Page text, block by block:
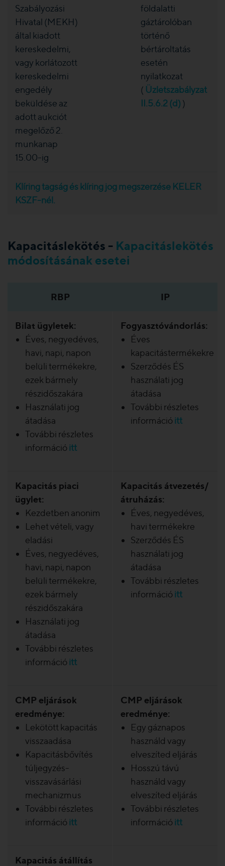
Szabályozási
Hivatal (MEKH)
által kiadott
kereskedelmi,
vagy korlátozott
kereskedelmi
engedély
beküldése az
adott aukciót
megelőző 2.
munkanap
15.00-ig
földalatti
gáztárolóban
történő
bértároltatás
esetén
nyilatkozat
( Üzletszabályzat
II.5.6.2 (d) )
Klíring tagság és klíring jog megszerzése KELER
KSZF-nél.
Kapacitáslekötés - Kapacitáslekötés
módosításának esetei
RBP IP
Bilat ügyletek:
Éves, negyedéves,
havi, napi, napon
belüli termékekre,
ezek bármely
részidőszakára
Használati jog
átadása
További részletes
információ itt
Fogyasztóvándorlás:
Éves
kapacitástermékekre
Szerződés ÉS
használati jog
átadása
További részletes
információ itt
Kapacitás piaci
ügylet:
Kezdetben anonim
Lehet vételi, vagy
eladási
Éves, negyedéves,
havi, napi, napon
belüli termékekre,
ezek bármely
részidőszakára
Használati jog
átadása
További részletes
információ itt
Kapacitás átvezetés/
átruházás:
Éves, negyedéves,
havi termékekre
Szerződés ÉS
használati jog
átadása
További részletes
információ itt
CMP eljárások
eredménye:
Lekötött kapacitás
visszaadása
Kapacitásbővítés
túljegyzés-
visszavásárlási
mechanizmus
További részletes
információ itt
CMP eljárások
eredménye:
Egy gáznapos
használd vagy
elveszíted eljárás
Hosszú távú
használd vagy
elveszíted eljárás
További részletes
információ itt
Kapacitás átállítás